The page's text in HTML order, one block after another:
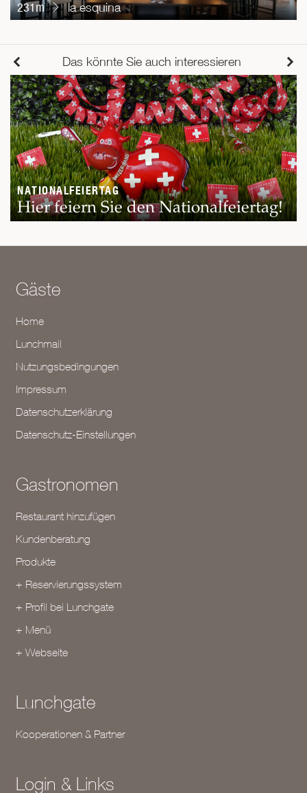
231m la esquina
Das könnte Sie auch interessieren
NATIONALFEIERTAG
Hier feiern Sie den Nationalfeiertag!
Gäste
Home
Lunchmail
Nutzungsbedingungen
Impressum
Datenschutzerklärung
Datenschutz-Einstellungen
Gastronomen
Restaurant hinzufügen
Kundenberatung
Produkte
+ Reservierungssystem
+ Profil bei Lunchgate
+ Menü
+ Webseite
Lunchgate
Kooperationen & Partner
Login & Links